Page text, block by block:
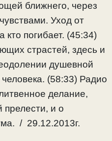
ближнего, через
Уход от
кто погибает. (45:34)
страстей, здесь и
душевной
(58:33) Радио
делание,
прелести, и о
/ 29.12.2013г.